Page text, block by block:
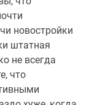
новостройки
штатная
не всегда
что